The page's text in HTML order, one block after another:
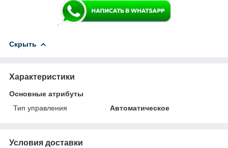
Скрыть
Характеристики
Основные атрибуты
Тип управления
Автоматическое
Условия доставки